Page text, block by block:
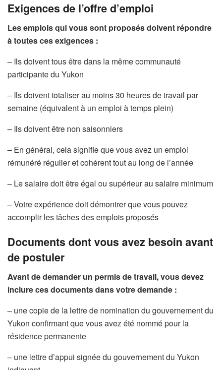
Exigences de l’offre d’emploi
Les emplois qui vous sont proposés doivent répondre
à toutes ces exigences :
– Ils doivent tous être dans la même communauté
participante du Yukon
– Ils doivent totaliser au moins 30 heures de travail par
semaine (équivalent à un emploi à temps plein)
– Ils doivent être non saisonniers
– En général, cela signifie que vous avez un emploi
rémunéré régulier et cohérent tout au long de l’année
– Le salaire doit être égal ou supérieur au salaire minimum
– Votre expérience doit démontrer que vous pouvez
accomplir les tâches des emplois proposés
Documents dont vous avez besoin avant
de postuler
Avant de demander un permis de travail, vous devez
inclure ces documents dans votre demande :
– une copie de la lettre de nomination du gouvernement du
Yukon confirmant que vous avez été nommé pour la
résidence permanente
– une lettre d’appui signée du gouvernement du Yukon